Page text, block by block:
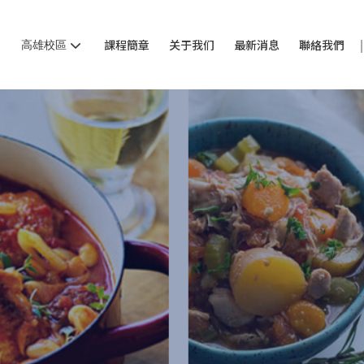
高雄校區 課程簡章 关于我们 最新消息 聯絡我們